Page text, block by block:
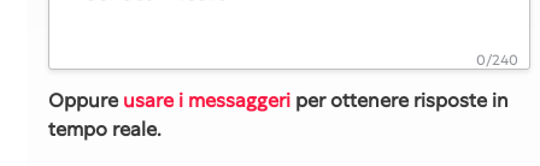
Oppureusare i messaggeri per ottenere risposte in
tempo reale.
0/240